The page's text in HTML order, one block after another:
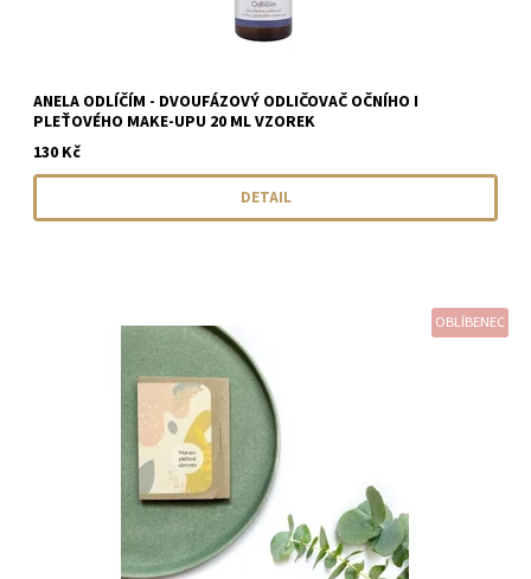
ANELA ODLÍČÍM - DVOUFÁZOVÝ ODLIČOVAČ OČNÍHO I
PLEŤOVÉHO MAKE-UPU 20 ML VZOREK
130 Kč
DETAIL
OBLÍBENEC